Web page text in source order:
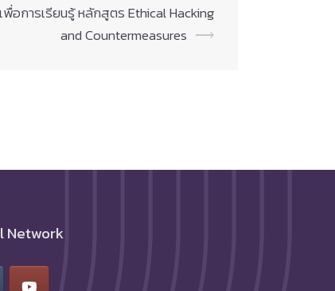
อการเรียนรู้ หลักสูตร Ethical Hacking
and Countermeasures ⟶
Network